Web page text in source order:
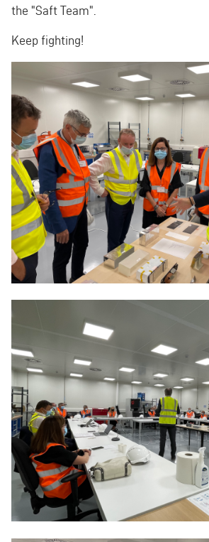
the "Saft Team".
Keep fighting!